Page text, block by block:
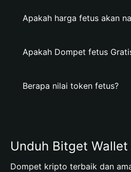
Apakah harga fetus akan
Apakah Dompet fetus
Berapa nilai token fetus?
Unduh Bitget Wallet
Dompet kripto terbaik dan